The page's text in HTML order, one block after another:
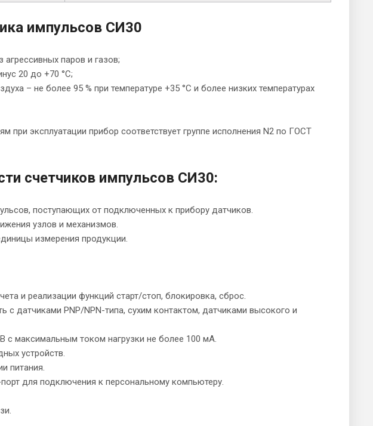
импульсов СИ30
паров и газов;
20 до +70 °С;
– не более 95 % при температуре +35 °С и более низких температурах
при эксплуатации прибор соответствует группе исполнения N2 по ГОСТ
счетчиков импульсов СИ30:
поступающих от подключенных к прибору датчиков.
узлов и механизмов.
измерения продукции.
и реализации функций старт/стоп, блокировка, сброс.
датчиками PNP/NPN-типа, сухим контактом, датчиками высокого и
с максимальным током нагрузки не более 100 мА.
устройств.
питания.
для подключения к персональному компьютеру.